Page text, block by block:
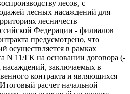
лесов, с
лесных насаждений для
лесничеств
Федерации - филиалов
предусмотрено, что
осуществляется в рамках
N 11/ГК на основании договора (-
заключаемых в
контракта и являющихся
расчет начальной